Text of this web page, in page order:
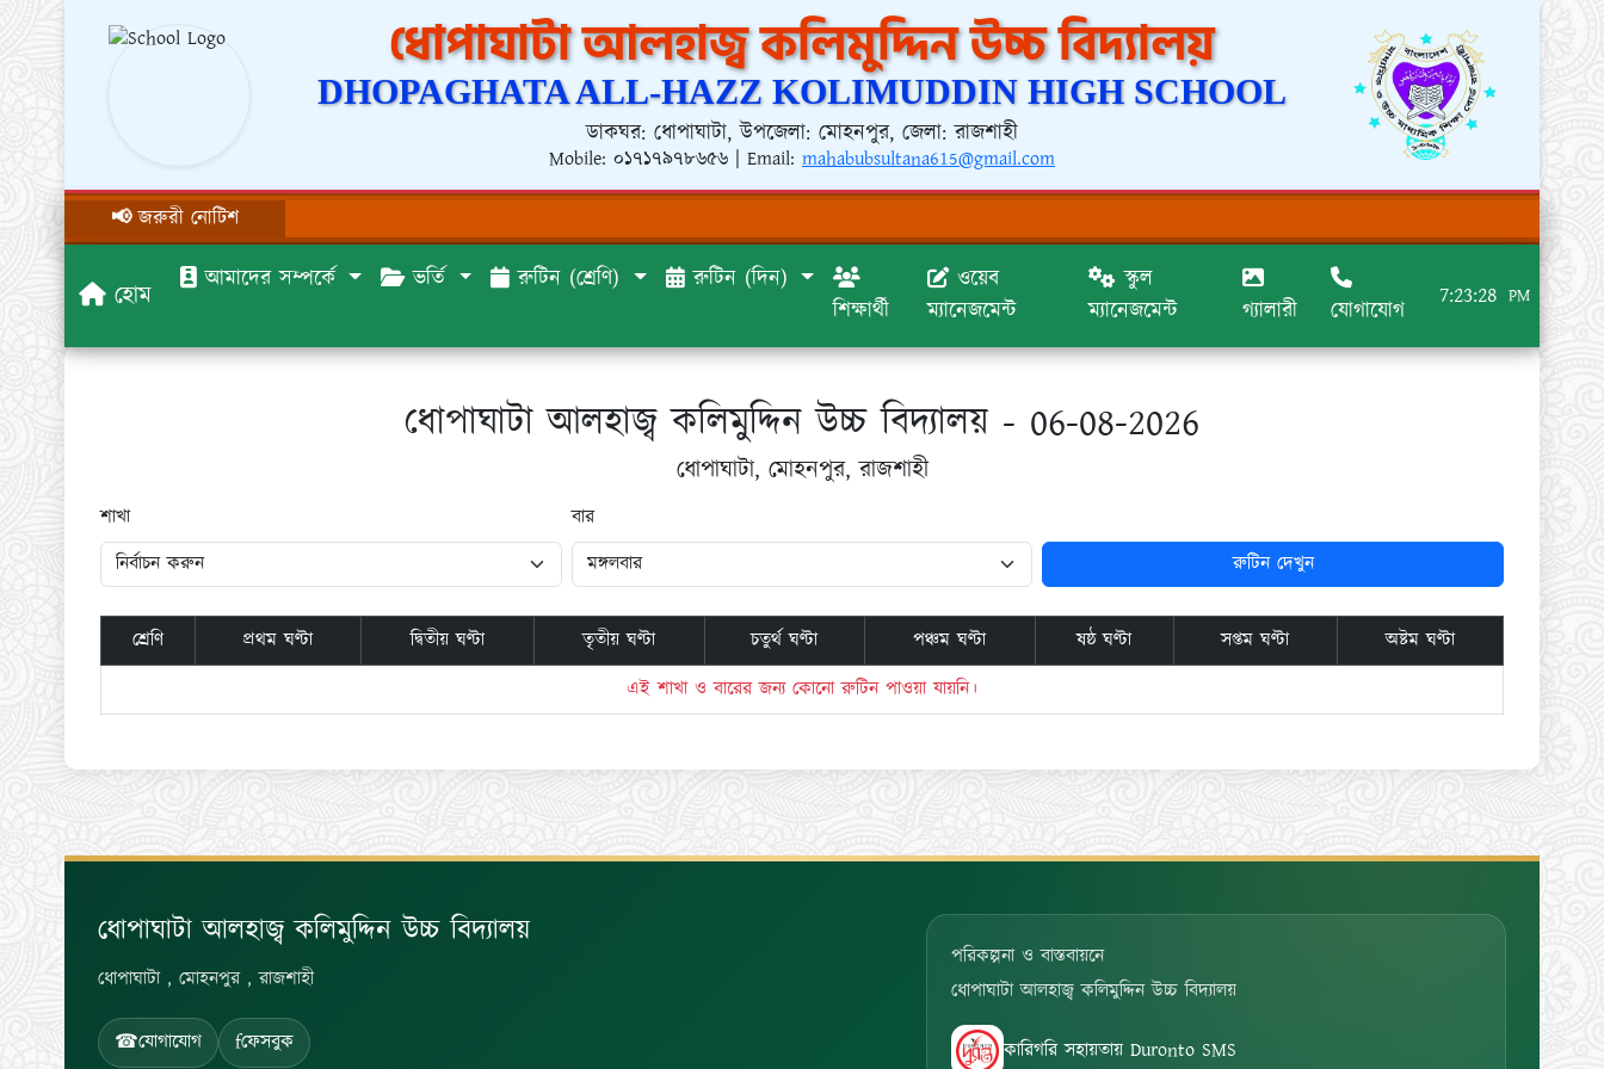
ধোপাঘাটা আলহাজ্ব কলিমুদ্দিন উচ্চ বিদ্যালয়
DHOPAGHATA ALL-HAZZ KOLIMUDDIN HIGH SCHOOL
ডাকঘর: ধোপাঘাটা, উপজেলা: মোহনপুর, জেলা: রাজশাহী
Mobile: ০১৭১৭৯৭৮৬৫৬| Email: mahabubsultana615@gmail.com
📢 জরুরী নোটিশ
হোম আমাদের সম্পর্কে ভর্তি রুটিন (শ্রেণি)
রুটিন (দিন)
শিক্ষার্থী
ওয়েব
ম্যানেজমেন্ট
স্কুল
ম্যানেজমেন্ট
গ্যালারী যোগাযোগ
7:23:28 PM
ধোপাঘাটা আলহাজ্ব কলিমুদ্দিন উচ্চ বিদ্যালয় - 06-08-2026
ধোপাঘাটা, মোহনপুর, রাজশাহী
শাখা
বার
রুটিন দেখুন
শ্রেণি প্রথম ঘণ্টা দ্বিতীয় ঘণ্টা তৃতীয় ঘণ্টা চতুর্থ ঘণ্টা পঞ্চম ঘণ্টা ষষ্ঠ ঘণ্টা সপ্তম ঘণ্টা
অষ্টম ঘণ্টা
এই শাখা ও বারের জন্য কোনো রুটিন পাওয়া যায়নি।
ধোপাঘাটা আলহাজ্ব কলিমুদ্দিন উচ্চ বিদ্যালয়
ধোপাঘাটা , মোহনপুর , রাজশাহী
☎যোগাযোগ fফেসবুক
পরিকল্পনা ও বাস্তবায়নে
ধোপাঘাটা আলহাজ্ব কলিমুদ্দিন উচ্চ বিদ্যালয়
কারিগরি সহায়তায় Duronto SMS